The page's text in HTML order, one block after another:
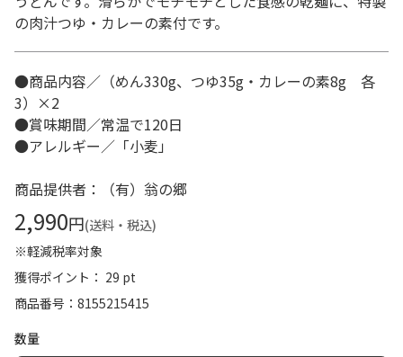
の肉汁つゆ・カレーの素付です。
●商品内容／（めん330g、つゆ35g・カレーの素8g 各
3）×2
●賞味期間／常温で120日
●アレルギー／「小麦」
商品提供者：（有）翁の郷
2,990円(送料・税込)
※軽減税率対象
獲得ポイント： 29 pt
商品番号
8155215415
数量